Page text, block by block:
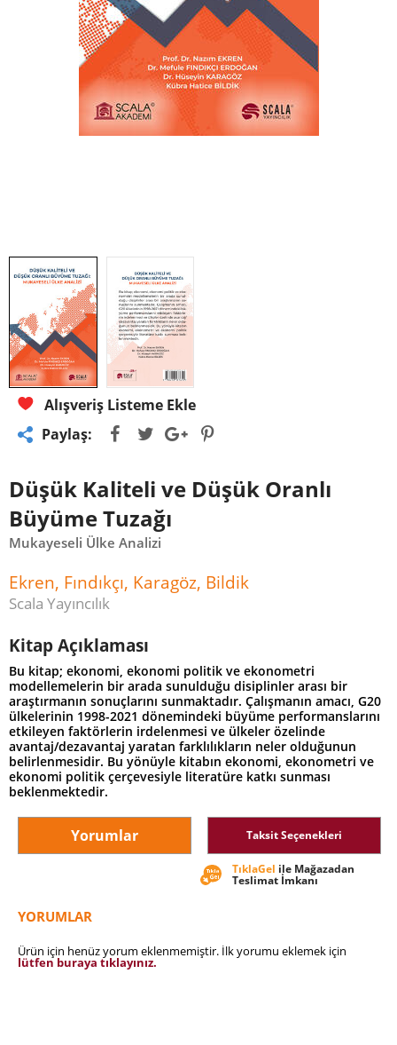
Alışveriş Listeme Ekle
Paylaş:
Düşük Kaliteli ve Düşük Oranlı
Büyüme Tuzağı
Mukayeseli Ülke Analizi
Ekren, Fındıkçı, Karagöz, Bildik
Scala Yayıncılık
Kitap Açıklaması
Bu kitap; ekonomi, ekonomi politik ve ekonometri
modellemelerin bir arada sunulduğu disiplinler arası bir
araştırmanın sonuçlarını sunmaktadır. Çalışmanın amacı, G20
ülkelerinin 1998-2021 dönemindeki büyüme performanslarını
etkileyen faktörlerin irdelenmesi ve ülkeler özelinde
avantaj/dezavantaj yaratan farklılıkların neler olduğunun
belirlenmesidir. Bu yönüyle kitabın ekonomi, ekonometri ve
ekonomi politik çerçevesiyle literatüre katkı sunması
beklenmektedir.
Yorumlar Taksit Seçenekleri
TıklaGel ile Mağazadan
Teslimat İmkanı
YORUMLAR
Ürün için henüz yorum eklenmemiştir. İlk yorumu eklemek için
lütfen buraya tıklayınız.